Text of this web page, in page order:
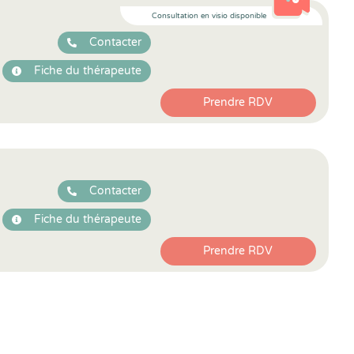
Consultation en visio disponible
Contacter
Fiche du thérapeute
Prendre RDV
Contacter
Fiche du thérapeute
Prendre RDV